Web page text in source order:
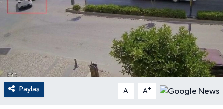
Paylaş A- A+
Dünya
EKONOMİ
English News